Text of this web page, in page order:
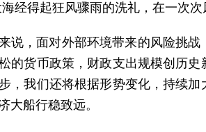
经得起狂风骤雨的洗礼，在一次
说，面对外部环境带来的风险挑
的货币政策，财政支出规模创历
，我们还将根据形势变化，持续
大船行稳致远。